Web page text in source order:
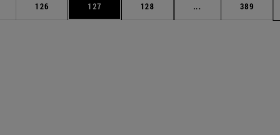
Páginas intermedias Use TAB para desplazarse.
Página
126 Página
127 Página
128 ... Páginas intermedias
Página
389